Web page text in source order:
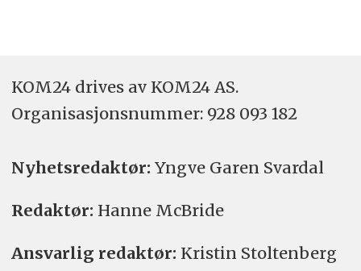
KOM24 drives av KOM24 AS.
Organisasjons­nummer: 928 093 182
Nyhetsredaktør: Yngve Garen Svardal
Redaktør: Hanne McBride
Ansvarlig redaktør: Kristin Stoltenberg